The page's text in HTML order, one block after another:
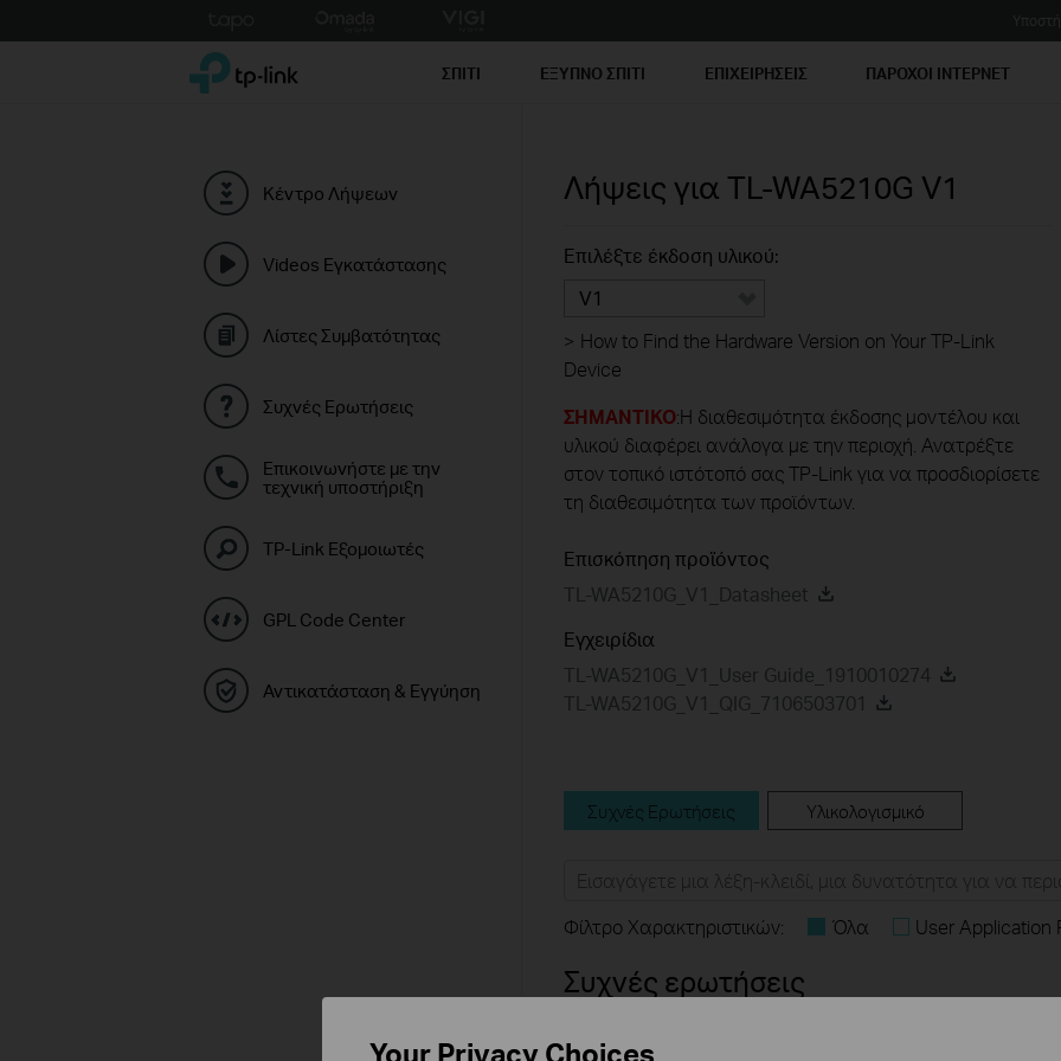
to
TP-Link, Reliably Smart ΣΠΙΤΙ ΕΞΥΠΝΟ ΣΠΙΤΙ ΕΠΙΧΕΙΡΗΣΕΙΣ ΠΑΡΟΧΟΙ ΙΝΤΕΡΝΕΤ
Κέντρο Λήψεων
Videos Εγκατάστασης
Λίστες Συμβατότητας
Συχνές Ερωτήσεις
Επικοινωνήστε με την
τεχνική υποστήριξη
TP-Link Εξομοιωτές
GPL Code Center
Αντικατάσταση & Εγγύηση
Λήψεις για TL-WA5210G V1
Επιλέξτε έκδοση υλικού:
V1
> How to Find the Hardware Version on Your TP-Link
Device
ΣΗΜΑΝΤΙΚΟ:Η διαθεσιμότητα έκδοσης μοντέλου και
υλικού διαφέρει ανάλογα με την περιοχή. Ανατρέξτε
στον τοπικό ιστότοπό σας TP-Link για να προσδιορίσετε
τη διαθεσιμότητα των προϊόντων.
Επισκόπηση προϊόντος
TL-WA5210G_V1_Datasheet
Εγχειρίδια
TL-WA5210G_V1_User Guide_1910010274
TL-WA5210G_V1_QIG_7106503701
Συχνές Ερωτήσεις Υλικολογισμικό
Φίλτρο Χαρακτηριστικών: Όλα User Application
Συχνές ερωτήσεις
How do I configure Wireless Access Point to Multi-Point
Your Privacy Choices